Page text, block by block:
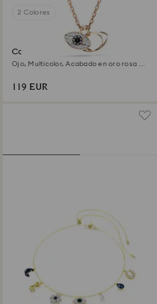
2 Colores
Colgante Symbolica
Ojo, Multicolor, Acabado en oro rosa de
119 EUR